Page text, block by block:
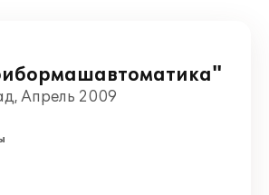
Апрель 2009